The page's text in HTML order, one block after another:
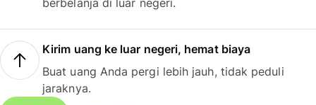
berbelanja di luar negeri.
Kirim uang ke luar negeri, hemat biaya
Buat uang Anda pergi lebih jauh, tidak peduli
jaraknya.